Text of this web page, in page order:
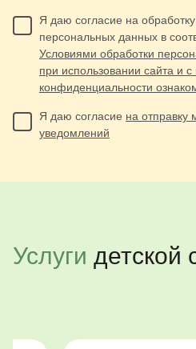
Я даю согласие на
персональных данных в
Условиями обработки
при использовании сайта и с
конфиденциальности
Я даю согласие на отправку
уведомлений
Услуги детской